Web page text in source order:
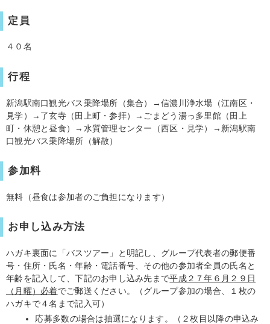
定員
４０名
行程
新潟駅南口観光バス乗降場所（集合）→信濃川浄水場（江南区・
見学）→了玄寺（田上町・参拝）→ごまどう湯っ多里館（田上
町・休憩と昼食）→水質管理センター（西区・見学）→新潟駅南
口観光バス乗降場所（解散）
参加料
無料（昼食は参加者のご負担になります）
お申し込み方法
ハガキ裏面に「バスツアー」と明記し、グループ代表者の郵便番
号・住所・氏名・年齢・電話番号、その他の参加者全員の氏名と
年齢を記入して、下記のお申し込み先まで平成２７年６月２９日
（月曜）必着でご郵送ください。（グループ参加の場合、１枚の
ハガキで４名まで記入可）
応募多数の場合は抽選になります。（２枚目以降の申込み